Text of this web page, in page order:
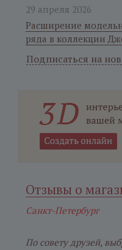
29 апреля 2026
Расширение
ряда в коллекции
Подписаться на
Отзывы о
Санкт-Петербург
По совету друзей,